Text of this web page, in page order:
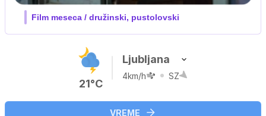
V živo na VOYO: sreda ob 20.30
21°C
Ljubljana
4km/h SZ
VREME